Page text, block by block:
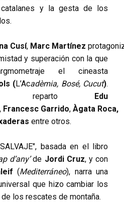
y la gesta de los
Cusí, Marc Martínez
y superación con la que
el cineasta
(L’Acadèmia, Bosé, Cucut).
el reparto Edu
, Francesc Garrido, Àgata Roca,
entre otros.
basada en el libro
d’any’de Jordi Cruz, y con
(Mediterráneo), narra una
que hizo cambiar los
los rescates de montaña.